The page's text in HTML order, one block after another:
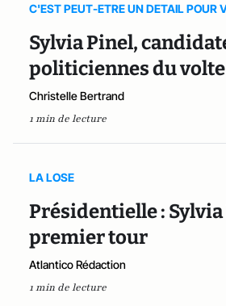
C'EST PEUT-ETRE UN DETAIL POUR
Sylvia Pinel,
politiciennes du
Christelle Bertrand
1 min de lecture
LA LOSE
Présidentielle : Sylvia
premier tour
Atlantico Rédaction
1 min de lecture